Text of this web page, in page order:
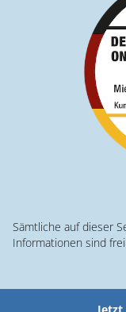
Sämtliche auf dieser
Informationen sind